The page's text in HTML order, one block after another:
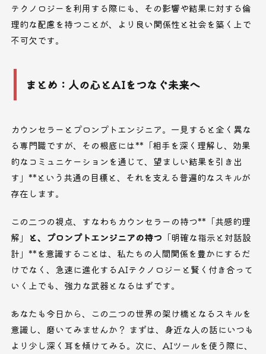
テクノロジーを利用する際にも、その影響や結果に対する倫
理的な配慮を持つことが、より良い関係性と社会を築く上で
不可欠です。
まとめ：人の心とAIをつなぐ未来へ
カウンセラーとプロンプトエンジニア。一見すると全く異な
る専門職ですが、その根底には**「相手を深く理解し、効果
的なコミュニケーションを通じて、望ましい結果を引き出
す」**という共通の目標と、それを支える普遍的なスキルが
存在します。
この二つの視点、すなわちカウンセラーの持つ**「共感的理
解」
と、プロンプトエンジニアの持つ 「明確な指示と対話設
計」**を意識することは、私たちの人間関係を豊かにするだ
けでなく、急速に進化するAIテクノロジーと賢く付き合って
いく上でも、強力な武器となるはずです。
あなたも今日から、この二つの世界の架け橋となるスキルを
意識し、磨いてみませんか？ まずは、身近な人の話にいつも
より少し深く耳を傾けてみる。次に、AIツールを使う際に、